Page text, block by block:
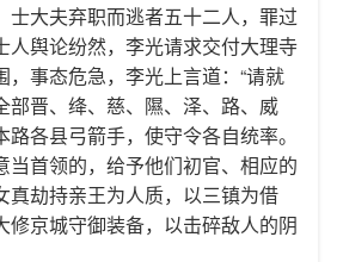
士大夫弃职而逃者五十二人，罪过
人舆论纷然，李光请求交付大理寺
，事态危急，李光上言道：“请就
部晋、绛、慈、隰、泽、路、威
各县弓箭手，使守令各自统率。
当首领的，给予他们初官、相应的
真劫持亲王为人质，以三镇为借
修京城守御装备，以击碎敌人的阴